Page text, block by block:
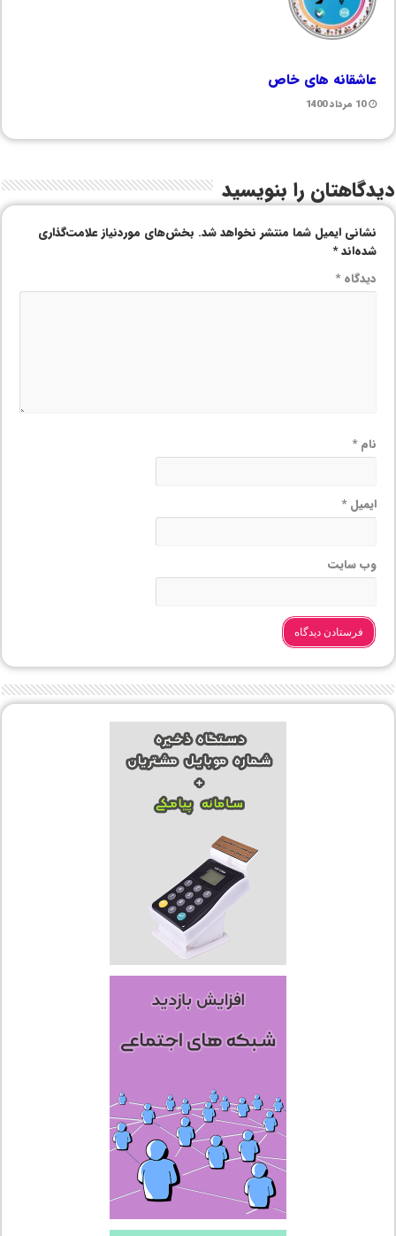
عاشقانه های خاص
10 مرداد 1400
دیدگاهتان را بنویسید
نشانی ایمیل شما منتشر نخواهد شد. بخش‌های موردنیاز علامت‌گذاری
شده‌اند*
دیدگاه*
نام*
ایمیل*
وب‌ سایت